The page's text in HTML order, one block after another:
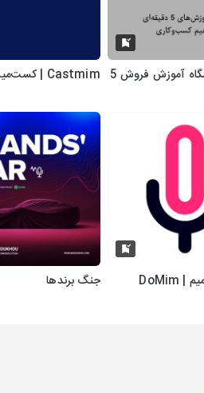
CRMly دانشگاه آموزش فروش 5 Castmim | کست‌میم
پادکست دو میم | DoMim
جنگ برندها